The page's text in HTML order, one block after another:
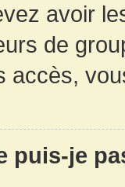
avoir
de
accès,
puis-je